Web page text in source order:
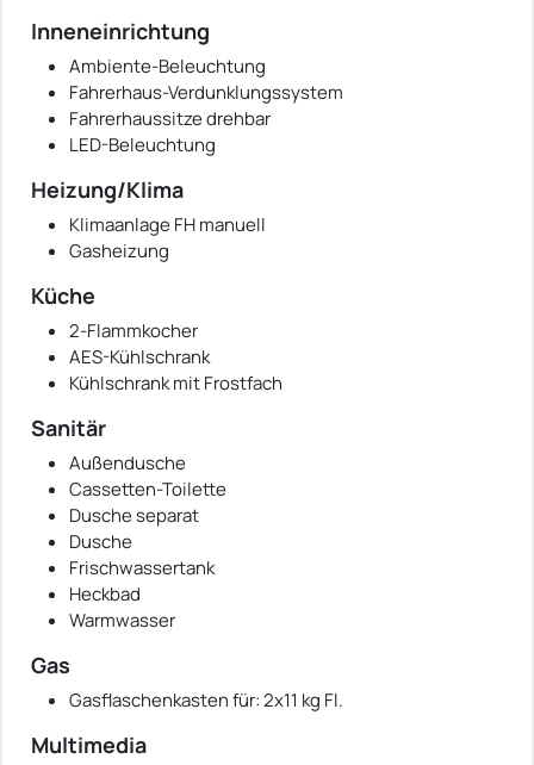
Inneneinrichtung
Ambiente-Beleuchtung
Fahrerhaus-Verdunklungssystem
Fahrerhaussitze drehbar
LED-Beleuchtung
Heizung/Klima
Klimaanlage FH manuell
Gasheizung
Küche
2-Flammkocher
AES-Kühlschrank
Kühlschrank mit Frostfach
Sanitär
Außendusche
Cassetten-Toilette
Dusche separat
Dusche
Frischwassertank
Heckbad
Warmwasser
Gas
Gasflaschenkasten für: 2x11 kg Fl.
Multimedia